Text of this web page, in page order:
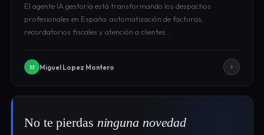
El agente IA gestoría está transformando los despachos
profesionales en España: automatización de facturas,
recordatorios fiscales y atención a clientes…
M Miguel Lopez Montero
No te pierdas ninguna novedad